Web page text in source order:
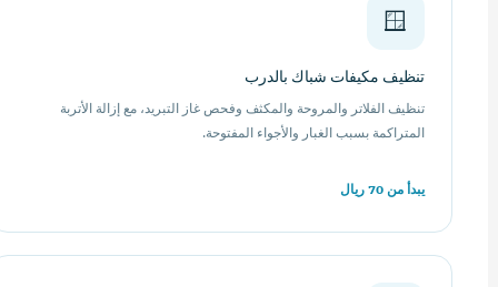
🪟
تنظيف مكيفات شباك بالدرب
تنظيف الفلاتر والمروحة والمكثف وفحص غاز التبريد، مع إزالة الأتربة
المتراكمة بسبب الغبار والأجواء المفتوحة.
يبدأ من 70 ريال